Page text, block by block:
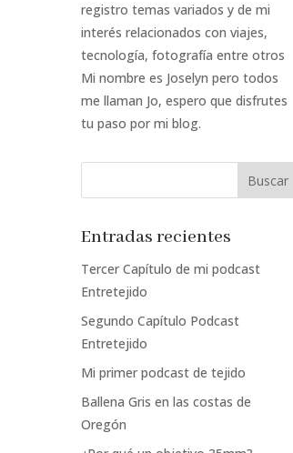
registro temas variados y de mi
interés relacionados con viajes,
tecnología, fotografía entre otros
Mi nombre es Joselyn pero todos
me llaman Jo, espero que disfrutes
tu paso por mi blog.
Entradas recientes
Tercer Capítulo de mi podcast
Entretejido
Segundo Capítulo Podcast
Entretejido
Mi primer podcast de tejido
Ballena Gris en las costas de
Oregón